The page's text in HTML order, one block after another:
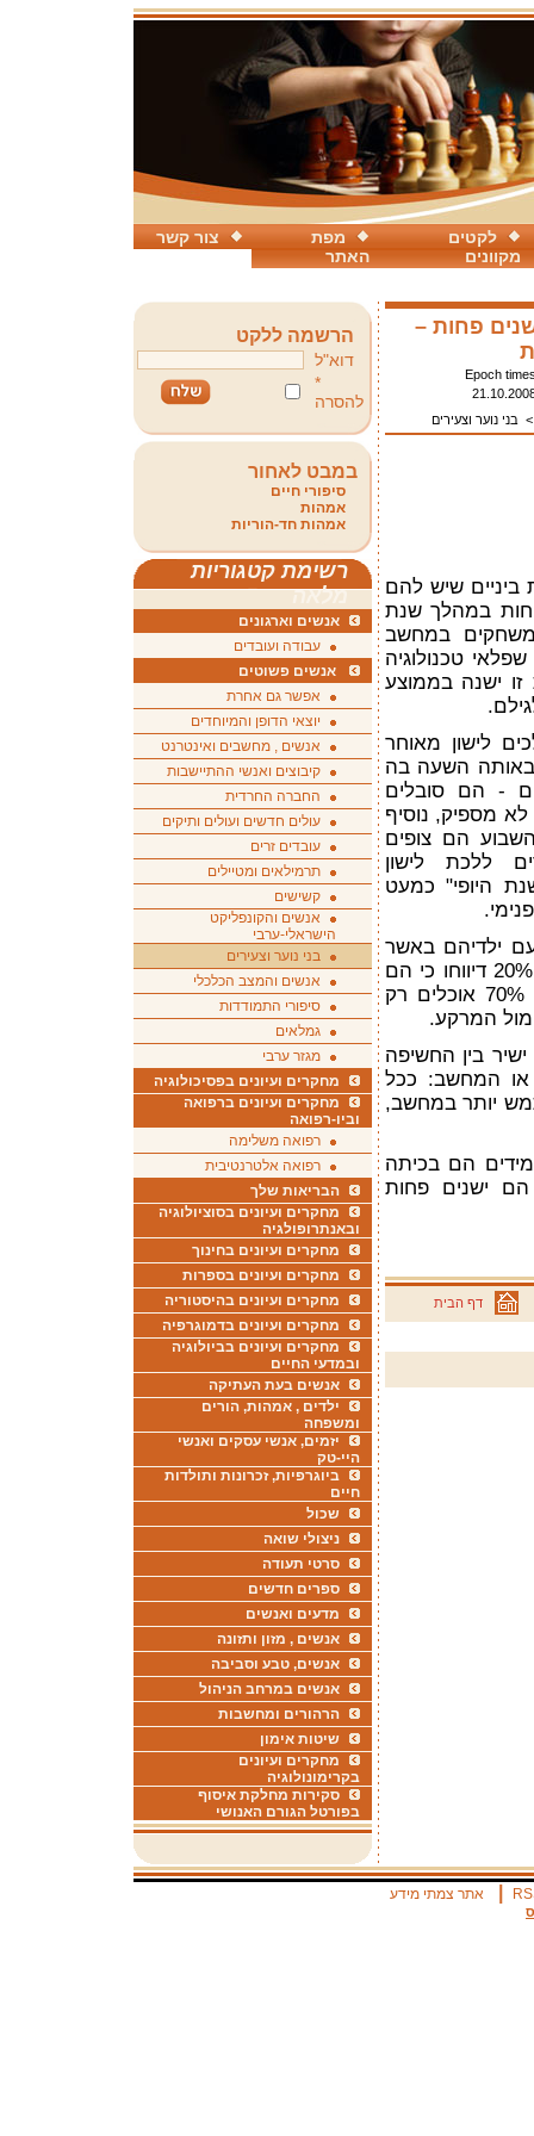
צור קשר
מפת
האתר
לקטים
מקוונים
פחות –
Epoch
בני נוער וצעירים
ביניים שיש להם
במהלך שנת
ומשחקים במחשב
טכנולוגיה
ישנה בממוצע
לישון מאוחר
באותה השעה בה
- הם סובלים
מספיק, נוסיף
הם צופים
ללכת לישון
היופי" כמעט
ילדיהם באשר
לאכילה מול הטלוויזיה או המחשב: 20% דיווחו כי הם
אוכלים מול הטלוויזיה באופן קבוע, 70% אוכלים רק
בין החשיפה
או המחשב: ככל
יותר במחשב,
הם בכיתה
הם ישנים פחות
דף הבית
הרשמה ללקט
דוא"ל
*
להסרה
במבט לאחור
סיפורי חיים
אמהות
אמהות חד-הוריות
רשימת קטגוריות
מלאה
אנשים וארגונים
עבודה ועובדים
אנשים פשוטים
אפשר גם אחרת
יוצאי הדופן והמיוחדים
אנשים , מחשבים ואינטרנט
קיבוצים ואנשי ההתיישבות
החברה החרדית
עולים חדשים ועולים ותיקים
עובדים זרים
תרמילאים ומטיילים
קשישים
אנשים והקונפליקט
הישראלי-ערבי
בני נוער וצעירים
אנשים והמצב הכלכלי
סיפורי התמודדות
גמלאים
מגזר ערבי
מחקרים ועיונים בפסיכולוגיה
מחקרים ועיונים ברפואה
וביו-רפואה
רפואה משלימה
רפואה אלטרנטיבית
הבריאות שלך
מחקרים ועיונים בסוציולוגיה
ובאנתרופולגיה
מחקרים ועיונים בחינוך
מחקרים ועיונים בספרות
מחקרים ועיונים בהיסטוריה
מחקרים ועיונים בדמוגרפיה
מחקרים ועיונים בביולוגיה
ובמדעי החיים
אנשים בעת העתיקה
ילדים , אמהות, הורים
ומשפחה
יזמים, אנשי עסקים ואנשי
היי-טק
ביוגרפיות, זכרונות ותולדות
חיים
שכול
ניצולי שואה
סרטי תעודה
ספרים חדשים
מדעים ואנשים
אנשים , מזון ותזונה
אנשים, טבע וסביבה
אנשים במרחב הניהול
הרהורים ומחשבות
שיטות אימון
מחקרים ועיונים
בקרימונולוגיה
סקירות מחלקת איסוף
בפורטל הגורם האנושי
אתר צמתי מידע